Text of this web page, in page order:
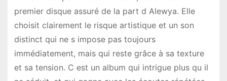
premier disque assuré de la part d Alewya. Elle
choisit clairement le risque artistique et un son
distinct qui ne s impose pas toujours
immédiatement, mais qui reste grâce à sa texture
et sa tension. C est un album qui intrigue plus qu il